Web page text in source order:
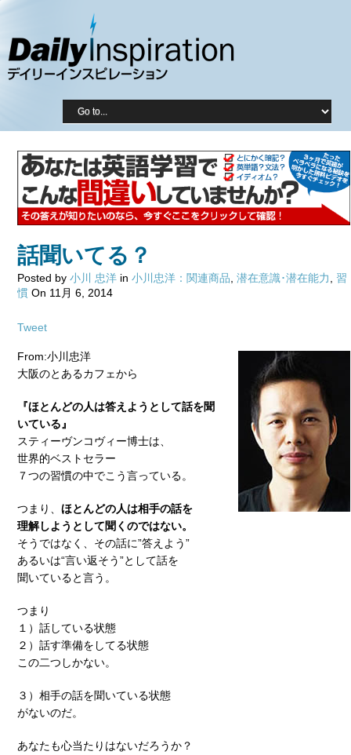
話聞いてる？
Posted by 小川 忠洋 in 小川忠洋：関連商品 潜在意識･潜在能力
習
慣 On 11月 6, 2014
Tweet
From:小川忠洋
大阪のとあるカフェから
『ほとんどの人は答えようとして話を聞
いている』
スティーヴンコヴィー博士は、
世界的ベストセラー
７つの習慣の中でこう言っている。
つまり、 ほとんどの人は相手の話を
理解しようとして聞くのではない。
そうではなく、その話に”答えよう”
あるいは“言い返そう”として話を
聞いていると言う。
つまり
１）話している状態
２）話す準備をしてる状態
この二つしかない。
３）相手の話を聞いている状態
がないのだ。
あなたも心当たりはないだろうか？